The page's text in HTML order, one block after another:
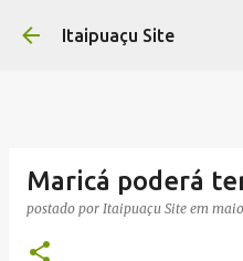
Pular para o
Itaipuaçu Site
Maricá poderá
postado por Itaipuaçu Site em